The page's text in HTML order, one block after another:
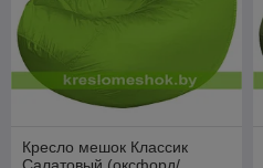
Кресло мешок Классик
Салатовый (оксфорд/